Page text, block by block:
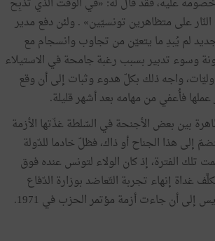
على متظاهرين تونسيّين» . ولئن دفع مدير
لم يُبدِ ما يتعيّن من تجاوب وانسجام مع
وسوء تدبير بسبب رغبة جامحة في الاستيلاء
واجه ذلك بكلّ هدوء وثبات إلى أن وقع
فأُعفي من مهامه بعد أشهر قليلة.
بين بعض الأجنحة في السّلطة غذّتها الأزمة
إلى هذا الجناح أو ذاك، فظلّ خادما للدّولة
تلك الفترة، إذ كان الولاء لتونس عنده فوق
غداة إنهاء تجربة التّعاضد بوزارة الدّفاع